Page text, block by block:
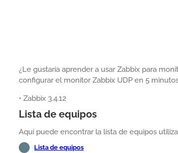
¿Le gustaría aprender a usar Zabbix para
configurar el monitor Zabbix UDP en 5
• Zabbix 3.4.12
Lista de equipos
Aquí puede encontrar la lista de equipos
Lista de equipos